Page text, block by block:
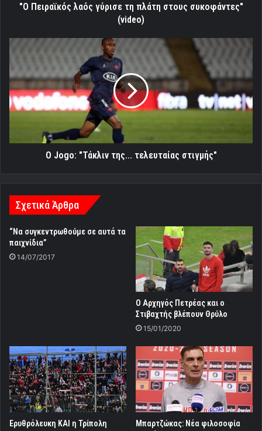
"Ο Πειραϊκός λαός γύρισε τη πλάτη στους συκοφάντες"
(video)
Jogo:
της...
τελευταίας
στιγμής"
O Jogo: "Τάκλιν της... τελευταίας στιγμής"
Σχετικά Άρθρα
“Να συγκεντρωθούμε σε αυτά τα
παιχνίδια”
14/07/2017
Ο Αρχηγός Πετρέας και ο
Στιβαχτής βλέπουν Θρύλο
15/01/2020
Ερυθρόλευκη ΚΑΙ η Τρίπολη
Μπαρτζώκας: Νέα φιλοσοφία